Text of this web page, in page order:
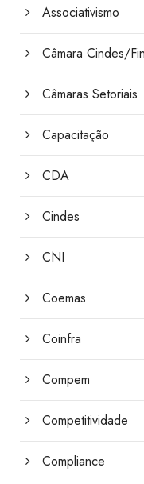
Associativismo
Câmara Cindes/
Câmaras Setoriais
Capacitação
CDA
Cindes
CNI
Coemas
Coinfra
Compem
Competitividade
Compliance